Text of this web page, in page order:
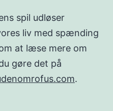
spil udløser
liv med spænding
at læse mere om
gøre det på
.